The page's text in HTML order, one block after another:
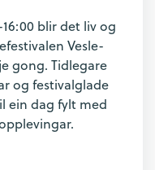
16:00 blir det liv og
Vesle-
gong. Tidlegare
og festivalglade
ein dag fylt med